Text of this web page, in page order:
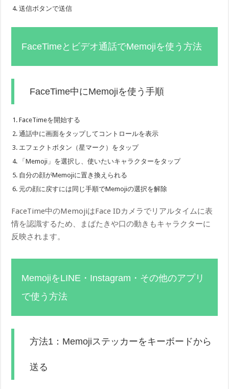
送信ボタンで送信
FaceTimeとビデオ通話でMemojiを使う方法
FaceTime中にMemojiを使う手順
FaceTimeを開始する
通話中に画面をタップしてコントロールを表示
エフェクトボタン（星マーク）をタップ
「Memoji」を選択し、使いたいキャラクターをタップ
自分の顔がMemojiに置き換えられる
元の顔に戻すには同じ手順でMemojiの選択を解除
FaceTime中のMemojiはFace IDカメラでリアルタイムに表
情を認識するため、まばたきや口の動きもキャラクターに
反映されます。
MemojiをLINE・Instagram・その他のアプリ
で使う方法
方法1：Memojiステッカーをキーボードから
送る